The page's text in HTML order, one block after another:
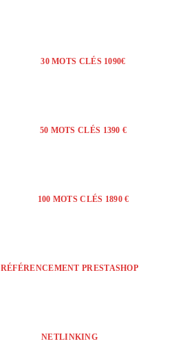
30 MOTS CLÉS 1090€
50 MOTS CLÉS 1390 €
100 MOTS CLÉS 1890 €
RÉFÉRENCEMENT PRESTASHOP
NETLINKING